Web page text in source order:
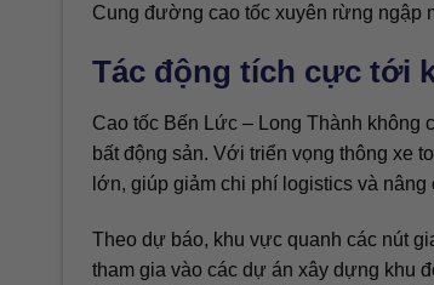
Cung đường cao tốc xuyên rừng ngập
Tác động tích cực tới
Cao tốc Bến Lức – Long Thành không
bất động sản. Với triển vọng thông xe
lớn, giúp giảm chi phí logistics và
Theo dự báo, khu vực quanh các nút
tham gia vào các dự án xây dựng khu